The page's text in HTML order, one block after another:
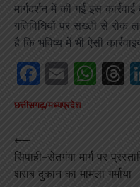
मार्गदर्शन में की गई इस
गतिविधियों पर सख्ती से रोक
है कि भविष्य में भी ऐसी
Email
छत्तीसगढ़/मध्यप्रदेश
Post
navigation
⟵
सिपाही–सेतगंगा मार्ग पर
शराब दुकान का मामला गर्माया